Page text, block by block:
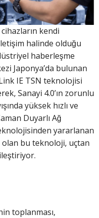
kendi
halinde olduğu
haberleşme
Japonya’da bulunan
IE TSN teknolojisi
Sanayi 4.0’ın zorunlu
yüksek hızlı ve
Duyarlı Ağ
yararlanan
olan bu teknoloji, uçtan
toplanması,